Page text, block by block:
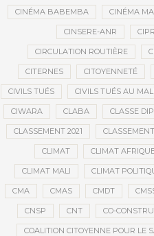
CINÉMA BABEMBA CINÉMA
CINSERE-ANR
CIRCULATION ROUTIÈRE
CITERNES CITOYENNETÉ
CIVILS TUÉS CIVILS TUÉS AU MALI
CIWARA CLABA CLASSE
CLASSEMENT 2021
CLIMAT CLIMAT
CLIMAT MALI CLIMAT
CMA CMAS CMDT
CNSP CNT CO-
COALITION CITOYENNE POUR LE